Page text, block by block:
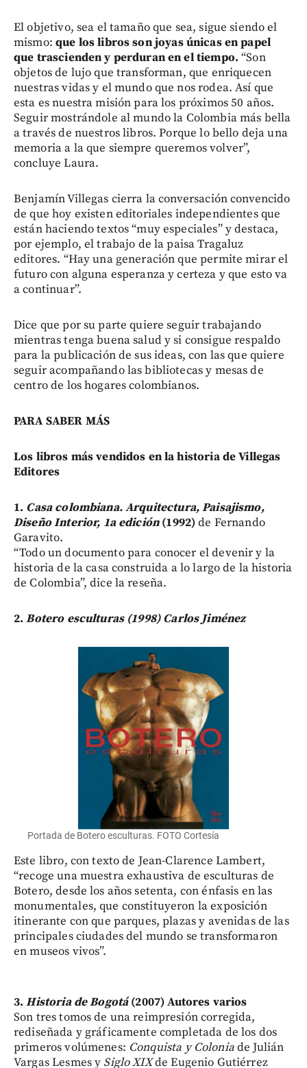
El objetivo, sea el tamaño que sea, sigue siendo el
mismo:que los libros son joyas únicas en papel
que trascienden y perduran en el tiempo. “Son
objetos de lujo que transforman, que enriquecen
nuestras vidas y el mundo que nos rodea. Así que
esta es nuestra misión para los próximos 50 años.
Seguir mostrándole al mundo la Colombia más bella
a través de nuestros libros. Porque lo bello deja una
memoria a la que siempre queremos volver”,
concluye Laura.
Benjamín Villegas cierra la conversación convencido
de que hoy existen editoriales independientes que
están haciendo textos “muy especiales” y destaca,
por ejemplo, el trabajo de la paisa Tragaluz
editores. “Hay una generación que permite mirar el
futuro con alguna esperanza y certeza y que esto va
a continuar”.
Dice que por su parte quiere seguir trabajando
mientras tenga buena salud y si consigue respaldo
para la publicación de sus ideas, con las que quiere
seguir acompañando las bibliotecas y mesas de
centro de los hogares colombianos.
PARA SABER MÁS
Los libros más vendidos en la historia de Villegas
Editores
1. Casa colombiana. Arquitectura, Paisajismo,
Diseño Interior, 1a edición(1992)de Fernando
Garavito.
“Todo un documento para conocer el devenir y la
historia de la casa construida a lo largo de la historia
de Colombia”, dice la reseña.
2.Botero esculturas (1998) Carlos Jiménez
Portada de Botero esculturas. FOTO Cortesía
Este libro, con texto de Jean-Clarence Lambert,
“recoge una muestra exhaustiva de esculturas de
Botero, desde los años setenta, con énfasis en las
monumentales, que constituyeron la exposición
itinerante con que parques, plazas y avenidas de las
principales ciudades del mundo se transformaron
en museos vivos”.
3.Historia de Bogotá(2007) Autores varios
Son tres tomos de una reimpresión corregida,
rediseñada y gráficamente completada de los dos
primeros volúmenes: Conquista y Coloniade Julián
Vargas Lesmes y Siglo XIXde Eugenio Gutiérrez